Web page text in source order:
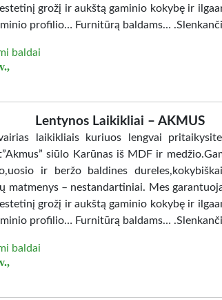
grožį ir aukštą gaminio kokybę ir
profilio… Furnitūrą baldams…
baldai
Lentynos Laikikliai – AKMUS
laikikliais kuriuos lengvai
siūlo Karūnas iš MDF ir
ir beržo baldines
matmenys – nestandartiniai. Mes
grožį ir aukštą gaminio kokybę ir
profilio… Furnitūrą baldams…
baldai